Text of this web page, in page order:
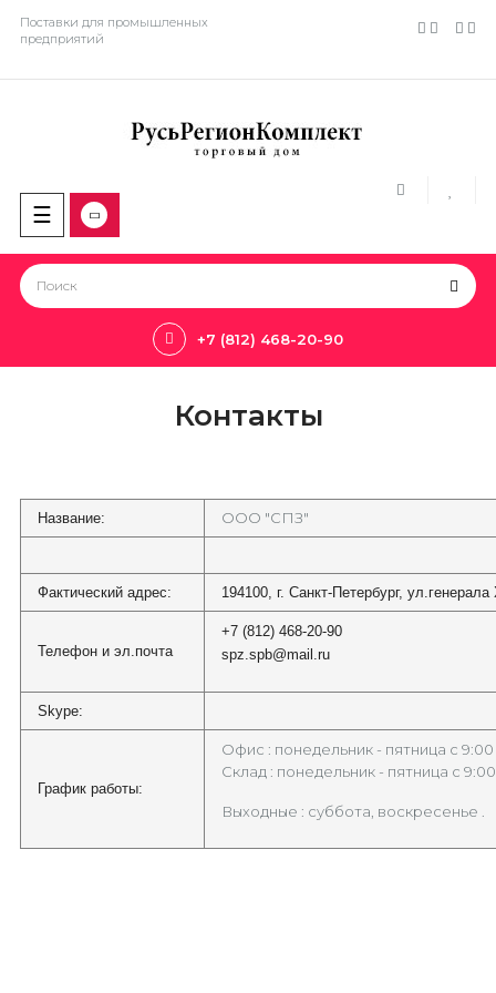
Поставки для промышленных
предприятий
Toggle
navigation
☰
+7 (812) 468-20-90
Контакты
Название: ООО "СПЗ"
Фактический адрес: 194100, г. Санкт-Петербург,
Телефон и эл.почта
+7 (812) 468-20-90
spz.spb@mail.ru
Skype:
График работы:
Офис : понедельник - пятница с 9:00
Склад : понедельник - пятница с
Выходные : суббота, воскресенье .